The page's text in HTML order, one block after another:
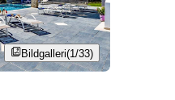
Bildgalleri(1/33)